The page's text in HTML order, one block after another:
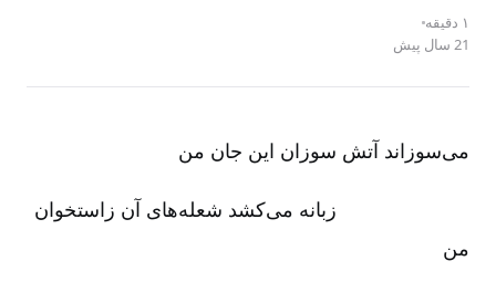
۱ دقیقه
21 سال پیش
می‌سوزاند آتش سوزان این جان من‌
زبانه می‌کشد شعله‌های آن زاستخوان
من‌